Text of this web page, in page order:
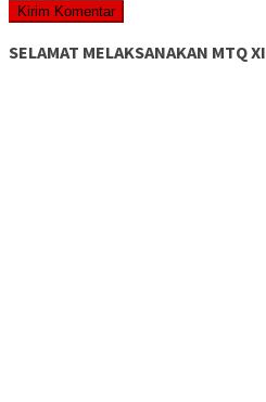
SELAMAT MELAKSANAKAN MTQ XI